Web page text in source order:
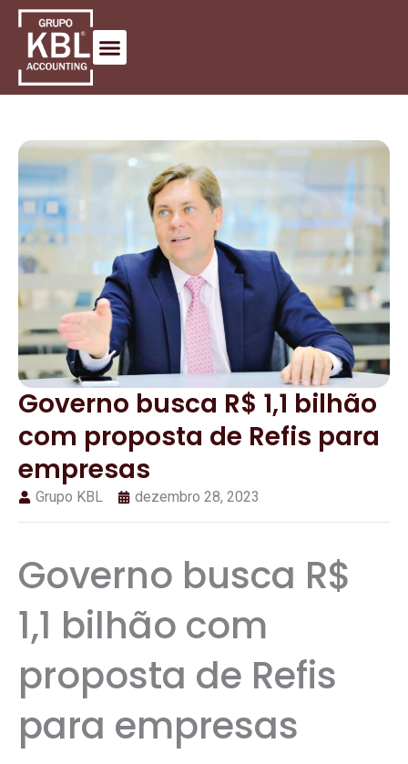
Governo busca R$ 1,1 bilhão
com proposta de Refis para
empresas
Grupo KBL dezembro 28, 2023
Governo busca R$
1,1 bilhão com
proposta de Refis
para empresas